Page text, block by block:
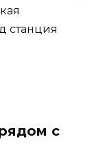
станция
с